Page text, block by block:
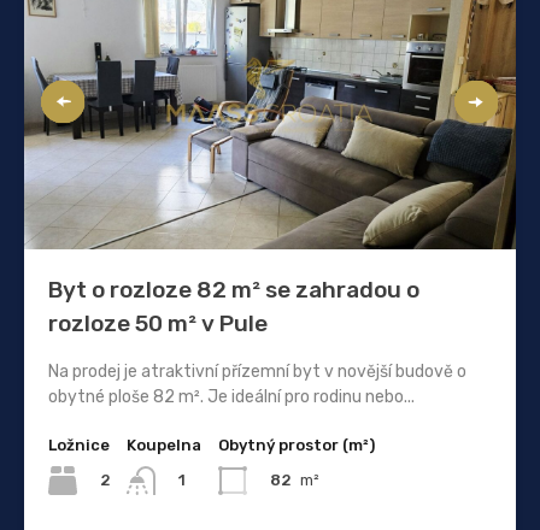
Byt o rozloze 82 m² se zahradou o
rozloze 50 m² v Pule
Na prodej je atraktivní přízemní byt v novější budově o
obytné ploše 82 m². Je ideální pro rodinu nebo...
Ložnice
2
Koupelna
1
Obytný prostor (m²)
82 m²